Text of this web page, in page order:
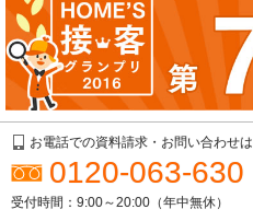
お電話での資料請求・お問い合わせは
0120-063-630
受付時間：9:00～20:00（年中無休）